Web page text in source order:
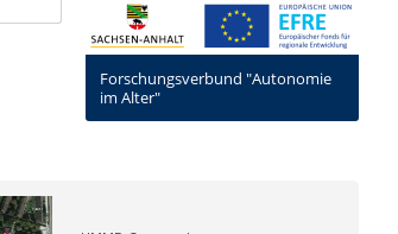
Forschungsverbund "Autonomie
im Alter"